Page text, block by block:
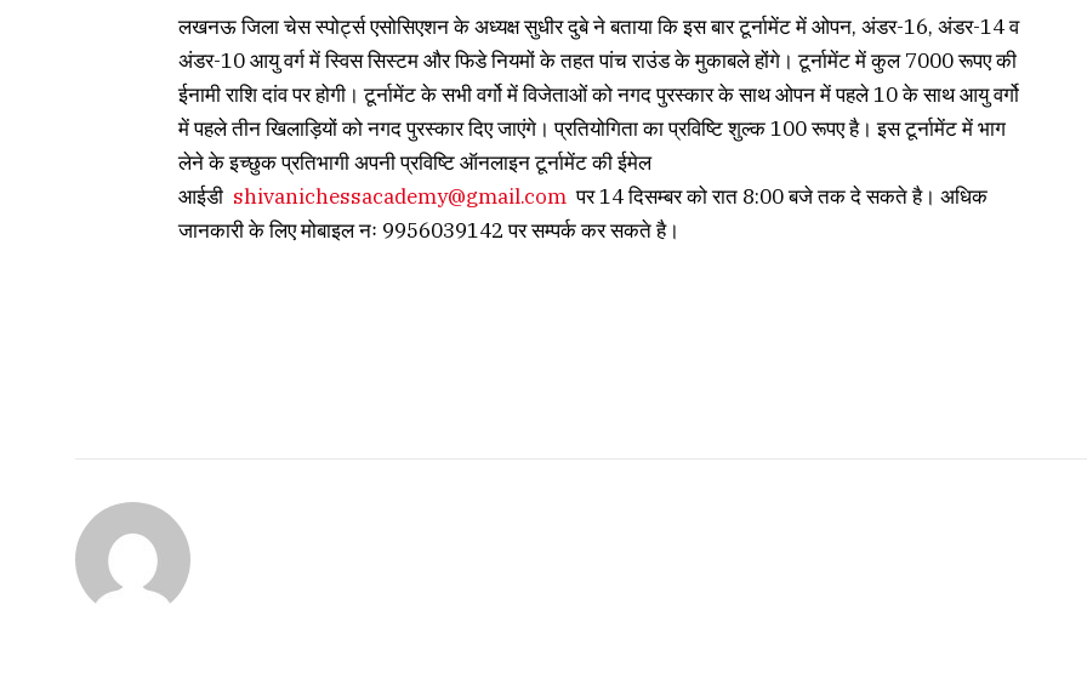
लखनऊ जिला चेस स्पोर्ट्स एसोसिएशन के अध्यक्ष सुधीर दुबे ने बताया कि इस बार टूर्नामेंट में ओपन, अंडर-16, अंडर-14 व
अंडर-10 आयु वर्ग में स्विस सिस्टम और फिडे नियमों के तहत पांच राउंड के मुकाबले होंगे। टूर्नामेंट में कुल 7000 रूपए की
ईनामी राशि दांव पर होगी। टूर्नामेंट के सभी वर्गो में विजेताओं को नगद पुरस्कार के साथ ओपन में पहले 10 के साथ आयु वर्गो
में पहले तीन खिलाड़ियों को नगद पुरस्कार दिए जाएंगे। प्रतियोगिता का प्रविष्टि शुल्क 100 रूपए है। इस टूर्नामेंट में भाग
लेने के इच्छुक प्रतिभागी अपनी प्रविष्टि ऑनलाइन टूर्नामेंट की ईमेल
आईडी shivanichessacademy@gmail.com पर 14 दिसम्बर को रात 8:00 बजे तक दे सकते है। अधिक
जानकारी के लिए मोबाइल नः 9956039142 पर सम्पर्क कर सकते है।